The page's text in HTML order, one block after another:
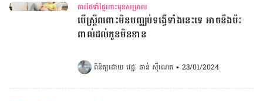
ការថែទាំផ្ទៃពោះមុនសម្រាល
បើស្រ្តីពពោះមិនបញ្ឈប់ទង្វើទាំងនេះទេ អាចនឹងប៉ះ
ពាល់ដល់កូនមិនខាន
ពិនិត្យដោយ វេជ្ជ. ចាន់ ស៊ីណេត • 23/01/2024